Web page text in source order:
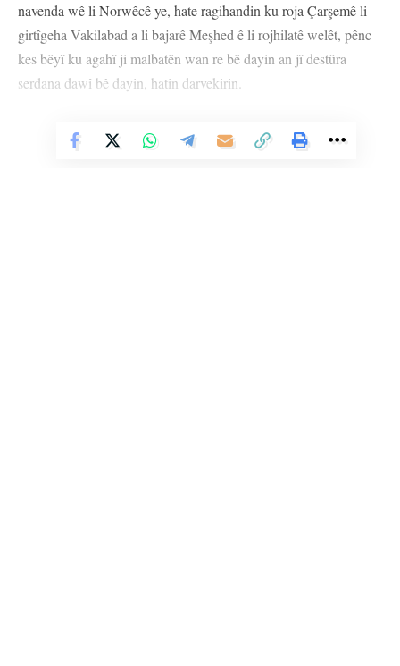
navenda wê li Norwêcê ye, hate ragihandin ku roja Çarşemê li
girtîgeha Vakilabad a li bajarê Meşhed ê li rojhilatê welêt, pênc
kes bêyî ku agahî ji malbatên wan re bê dayin an jî destûra
serdana dawî bê dayin, hatin darvekirin.
hatin darvekirin weke ‘mehkûmên siyasî’ pênase kir û got,
Vê Nûçeyê Bixwîne